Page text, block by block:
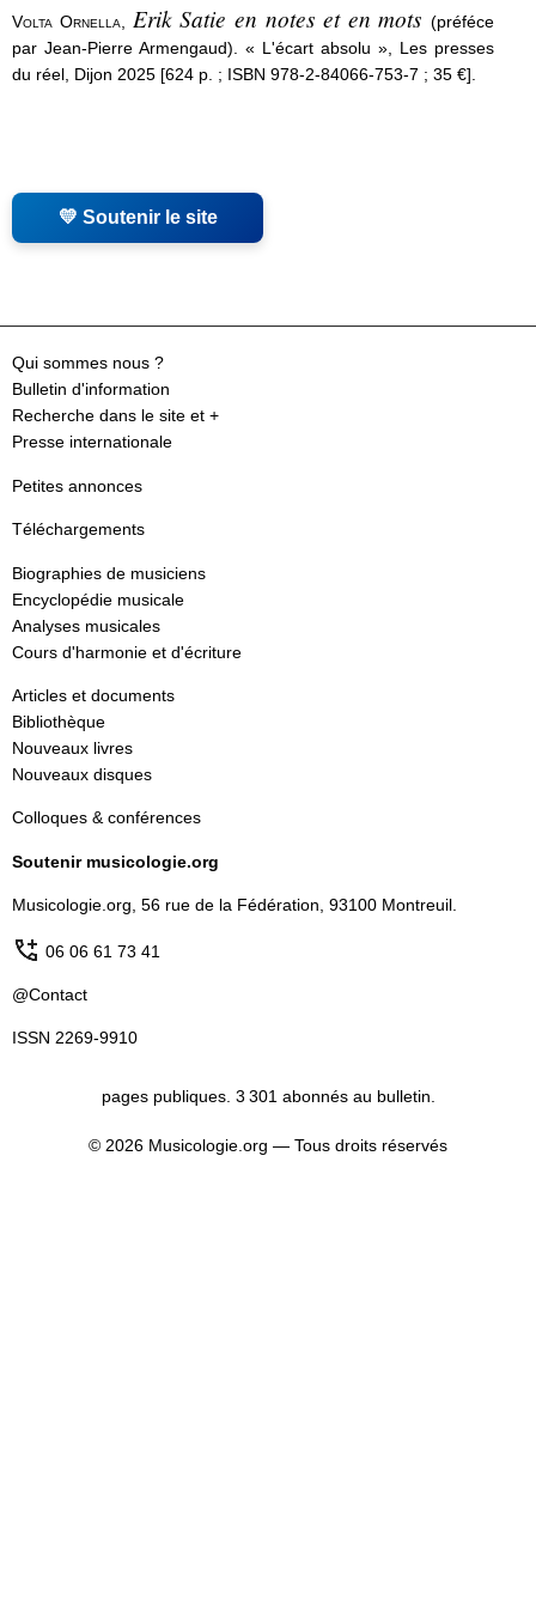
Volta Ornella Erik Satie en notes et en mots(préféce
par Jean-Pierre Armengaud). « L'écart absolu », Les presses
du réel, Dijon 2025 [624 p. ; ISBN 978-2-84066-753-7 ; 35 €].
💛 Soutenir le site
Qui sommes nous ?
Bulletin d'information
Recherche dans le site et +
Presse internationale
Petites annonces
Téléchargements
Biographies de musiciens
Encyclopédie musicale
Analyses musicales
Cours d'harmonie et d'écriture
Articles et documents
Bibliothèque
Nouveaux livres
Nouveaux disques
Colloques & conférences
Soutenir musicologie.org
Musicologie.org, 56 rue de la Fédération, 93100 Montreuil.
06 06 61 73 41
@Contact
ISSN 2269-9910
pages publiques. 3 301 abonnés au bulletin.
© 2026 Musicologie.org — Tous droits réservés